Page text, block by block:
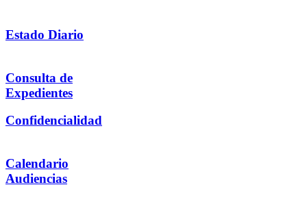
Estado Diario
Consulta de
Expedientes
Confidencialidad
Calendario
Audiencias